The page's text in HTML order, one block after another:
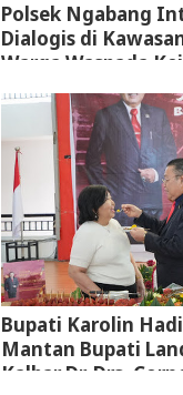
Polsek Ngabang
Dialogis di
Warga Waspada
Bupati Karolin
Mantan Bupati
Kalbar Dr. Drs.